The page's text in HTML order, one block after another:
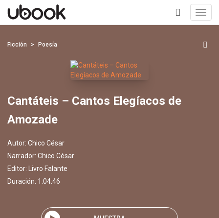
+
Ficción Poesía
Cantáteis – Cantos Elegíacos de
Amozade
Autor: Chico César
Narrador: Chico César
Editor:
Livro Falante
Duración: 1:04:46